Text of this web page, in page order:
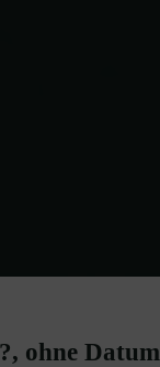
ohne Datum